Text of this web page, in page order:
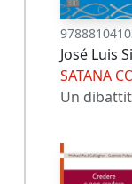
José Luis
SATANA
Un